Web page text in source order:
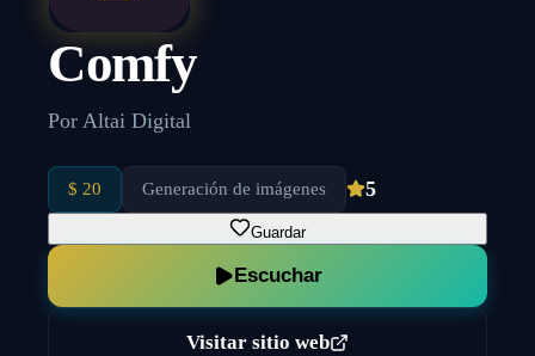
Comfy
Por Altai Digital
$ 20 Generación de imágenes 5
Guardar
Escuchar
Visitar sitio web